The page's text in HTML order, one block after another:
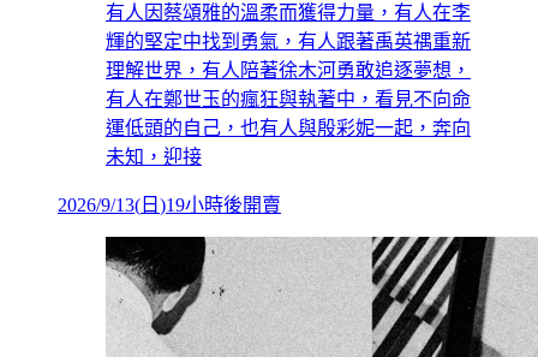
有人因蔡頌雅的溫柔而獲得力量，有人在李
輝的堅定中找到勇氣，有人跟著禹英禑重新
理解世界，有人陪著徐木河勇敢追逐夢想，
有人在鄭世玉的瘋狂與執著中，看見不向命
運低頭的自己，也有人與殷彩妮一起，奔向
未知，迎接
2026/9/13( 日 )19小時後開賣